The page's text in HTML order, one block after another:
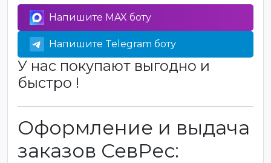
Напишите MAX боту
Напишите Telegram боту
У нас покупают выгодно и
быстро !
Оформление и выдача
заказов СевРес: